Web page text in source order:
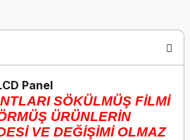
Panel
SÖKÜLMÜŞ FİLMİ
ÜRÜNLERİN
VE DEĞİŞİMİ OLMAZ